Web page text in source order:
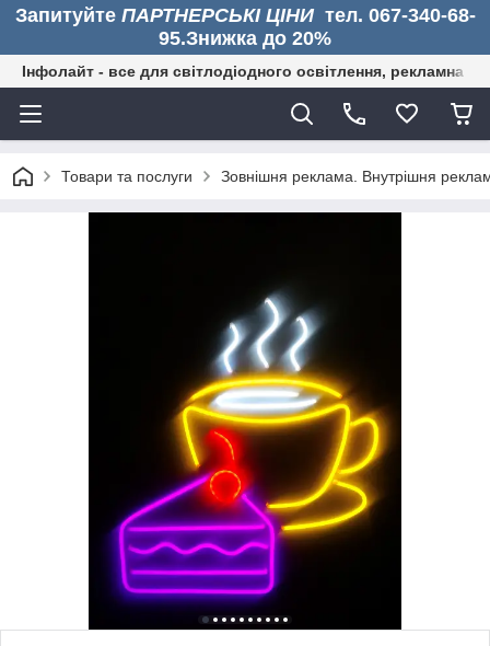
Запитуйте ПАРТНЕРСЬКІ ЦІНИтел. 067-340-68-
95.Знижка до 20%
Інфолайт - все для світлодіодного освітлення, рекламна
Товари та послуги Зовнішня реклама. Внутрішня